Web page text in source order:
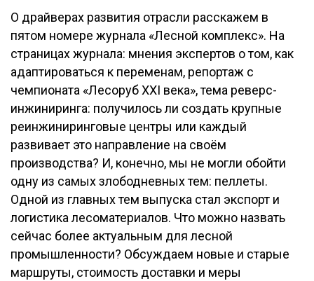
ЛЕСОЗАГОТОВКА
ОБРАБОТКА ДРЕВЕСИНЫ
ЦИФРОВАЯ СРЕДА
БИОЭНЕРГЕТИКА
ЛОГИСТИКА
ПРОИЗВОДСТВО ДРЕВЕСНЫХ ПЛИТ
ЦБП
КОМПЛЕКСНАЯ ПЕРЕРАБОТКА
ЛЕСОПИЛЕНИЕ
РУБРИКИ
ТЕМАТИЧЕСКИЕ ПРОЕКТЫ
ПОДБОРКИ СТАТЕЙ
О драйверах развития отрасли расскажем в
пятом номере журнала «Лесной комплекс». На
страницах журнала: мнения экспертов о том, как
адаптироваться к переменам, репортаж с
чемпионата «Лесоруб XXI века», тема реверс-
инжиниринга: получилось ли создать крупные
реинжиниринговые центры или каждый
развивает это направление на своём
производства? И, конечно, мы не могли обойти
одну из самых злободневных тем: пеллеты.
Одной из главных тем выпуска стал экспорт и
логистика лесоматериалов. Что можно назвать
сейчас более актуальным для лесной
промышленности? Обсуждаем новые и старые
маршруты, стоимость доставки и меры